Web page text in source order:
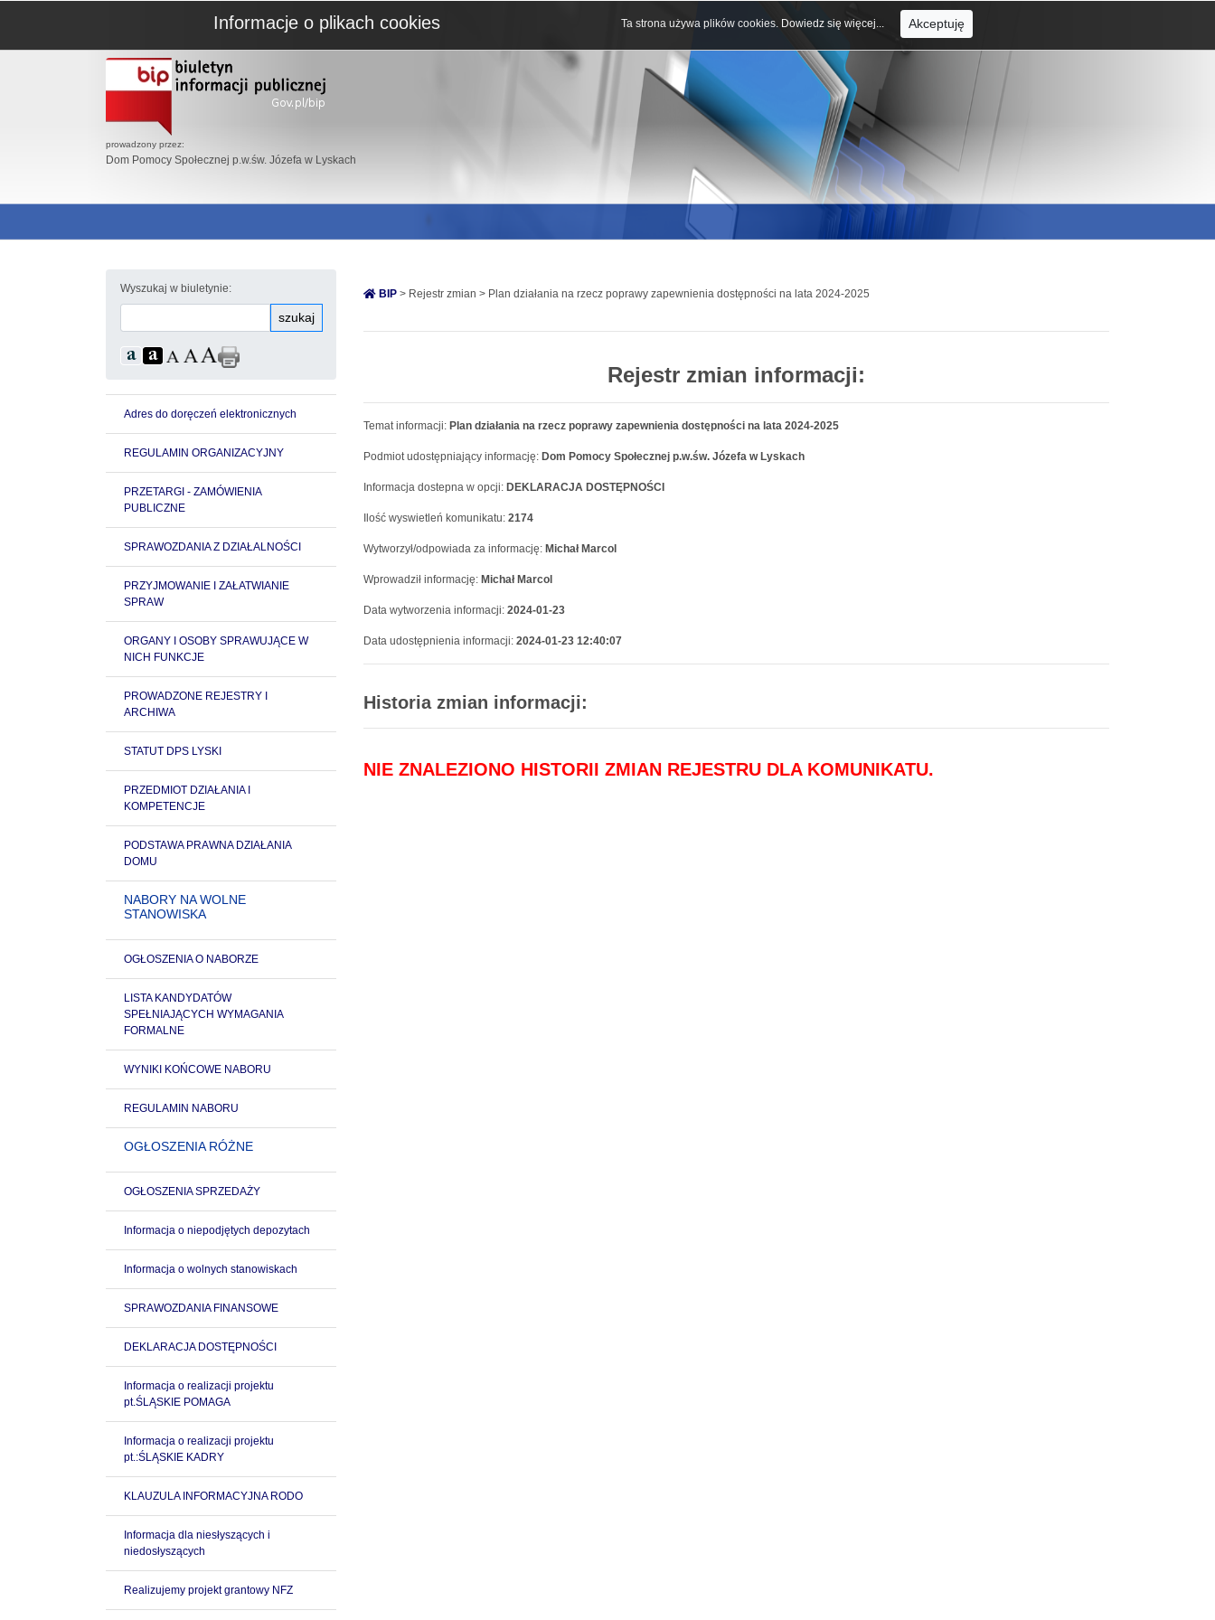
prowadzony przez:
Dom Pomocy Społecznej p.w.św. Józefa w Lyskach
Wyszukaj w biuletynie:
szukaj
Adres do doręczeń elektronicznych
REGULAMIN ORGANIZACYJNY
PRZETARGI - ZAMÓWIENIA
PUBLICZNE
SPRAWOZDANIA Z DZIAŁALNOŚCI
PRZYJMOWANIE I ZAŁATWIANIE
SPRAW
ORGANY I OSOBY SPRAWUJĄCE W
NICH FUNKCJE
PROWADZONE REJESTRY I
ARCHIWA
STATUT DPS LYSKI
PRZEDMIOT DZIAŁANIA I
KOMPETENCJE
PODSTAWA PRAWNA DZIAŁANIA
DOMU
NABORY NA WOLNE
STANOWISKA
OGŁOSZENIA O NABORZE
LISTA KANDYDATÓW
SPEŁNIAJĄCYCH WYMAGANIA
FORMALNE
WYNIKI KOŃCOWE NABORU
REGULAMIN NABORU
OGŁOSZENIA RÓŻNE
OGŁOSZENIA SPRZEDAŻY
Informacja o niepodjętych depozytach
Informacja o wolnych stanowiskach
SPRAWOZDANIA FINANSOWE
DEKLARACJA DOSTĘPNOŚCI
Informacja o realizacji projektu
pt.ŚLĄSKIE POMAGA
Informacja o realizacji projektu
pt.:ŚLĄSKIE KADRY
KLAUZULA INFORMACYJNA RODO
Informacja dla niesłyszących i
niedosłyszących
Realizujemy projekt grantowy NFZ
BIP > Rejestr zmian > Plan działania na rzecz poprawy zapewnienia dostępności na lata 2024-2025
Rejestr zmian informacji:
Temat informacji: Plan działania na rzecz poprawy zapewnienia dostępności na lata 2024-2025
Podmiot udostępniający informację: Dom Pomocy Społecznej p.w.św. Józefa w Lyskach
Informacja dostepna w opcji: DEKLARACJA DOSTĘPNOŚCI
Ilość wyswietleń komunikatu: 2174
Wytworzył/odpowiada za informację: Michał Marcol
Wprowadził informację: Michał Marcol
Data wytworzenia informacji: 2024-01-23
Data udostępnienia informacji: 2024-01-23 12:40:07
Historia zmian informacji:
NIE ZNALEZIONO HISTORII ZMIAN REJESTRU DLA KOMUNIKATU.
Informacje o plikach cookies Ta strona używa plików cookies. Dowiedz się więcej... Akceptuję